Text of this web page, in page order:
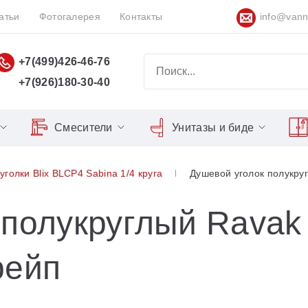
Фотогалерея Контакты
+7(499)426-46-76
+7(926)180-30-40
Душевые двери
Сиденья OVO для душевых
Domino
Formy
Freedom
Смесители
Серия Flat
Серия LIFE
Серия Neo
Унитазы и биде
Сиденья для унитазов
Cool
Nexty
Blix BLCP4 Sabina 1/4 круга Душевой уголок